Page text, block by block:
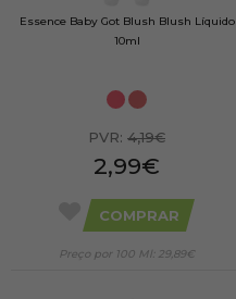
Essence Baby Got Blush Blush Líquido
10ml
PVR: 4,19€
2,99€
COMPRAR
Preço por 100 Ml: 29,89€